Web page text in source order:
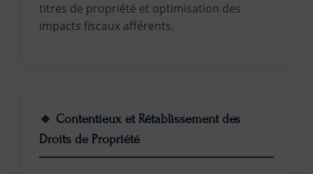
titres de propriété et optimisation des
impacts fiscaux afférents.
🔹 Contentieux et Rétablissement des
Droits de Propriété